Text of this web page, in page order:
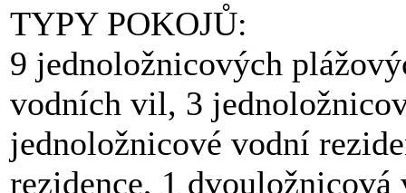
TYPY POKOJŮ:
9 jednoložnicových
vodních vil, 3
jednoložnicové vodní
rezidence, 1